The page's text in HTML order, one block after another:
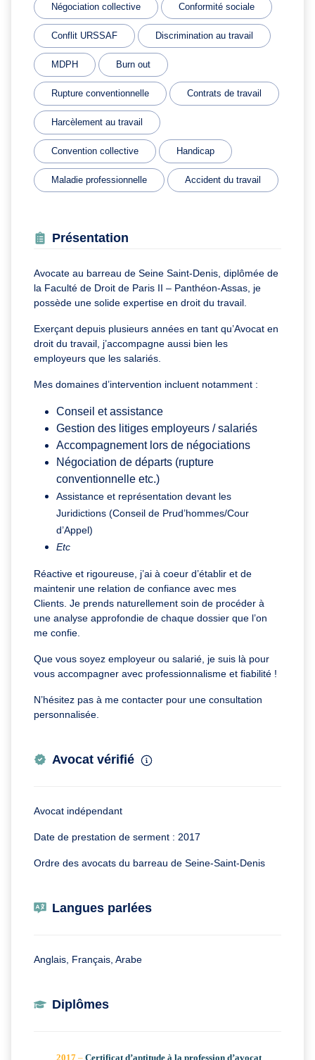
Négociation collective Conformité sociale
Conflit URSSAF Discrimination au travail
MDPH Burn out
Rupture conventionnelle Contrats de travail
Harcèlement au travail
Convention collective Handicap
Maladie professionnelle Accident du travail
Présentation
Avocate au barreau de Seine Saint-Denis, diplômée de
la Faculté de Droit de Paris II – Panthéon-Assas, je
possède une solide expertise en droit du travail.
Exerçant depuis plusieurs années en tant qu’Avocat en
droit du travail, j’accompagne aussi bien les
employeurs que les salariés.
Mes domaines d’intervention incluent notamment :
Conseil et assistance
Gestion des litiges employeurs / salariés
Accompagnement lors de négociations
Négociation de départs (rupture
conventionnelle etc.)
Assistance et représentation devant les
Juridictions (Conseil de Prud’hommes/Cour
d’Appel)
Etc
Réactive et rigoureuse, j’ai à coeur d’établir et de
maintenir une relation de confiance avec mes
Clients. Je prends naturellement soin de procéder à
une analyse approfondie de chaque dossier que l’on
me confie.
Que vous soyez employeur ou salarié, je suis là pour
vous accompagner avec professionnalisme et fiabilité !
N’hésitez pas à me contacter pour une consultation
personnalisée.
Avocat vérifié
Avocat indépendant
Date de prestation de serment : 2017
Ordre des avocats du barreau de Seine-Saint-Denis
Langues parlées
Anglais, Français, Arabe
Diplômes
2017 – Certificat d’aptitude à la profession d’avocat